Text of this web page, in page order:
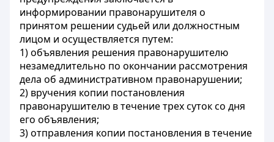
информировании правонарушителя о
принятом решении судьей или должностным
лицом и осуществляется путем:
1) объявления решения правонарушителю
незамедлительно по окончании рассмотрения
дела об административном правонарушении;
2) вручения копии постановления
правонарушителю в течение трех суток со дня
его объявления;
3) отправления копии постановления в течение